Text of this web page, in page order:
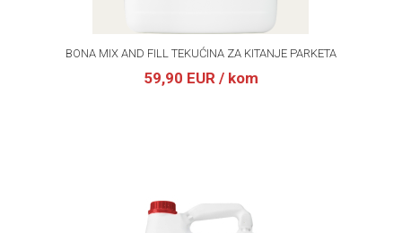
BONA MIX AND FILL TEKUĆINA ZA KITANJE PARKETA
59,90 EUR / kom